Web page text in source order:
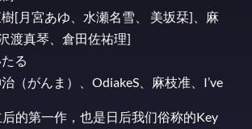
[月宮あゆ、水瀬名雪、 美坂栞]、麻
渡真琴、倉田佐祐理]
る
（がんま）、OdiakeS、麻枝准、I’ve
的第一作，也是日后我们俗称的Key